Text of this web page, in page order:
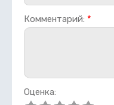
Комментарий: *
Оценка: